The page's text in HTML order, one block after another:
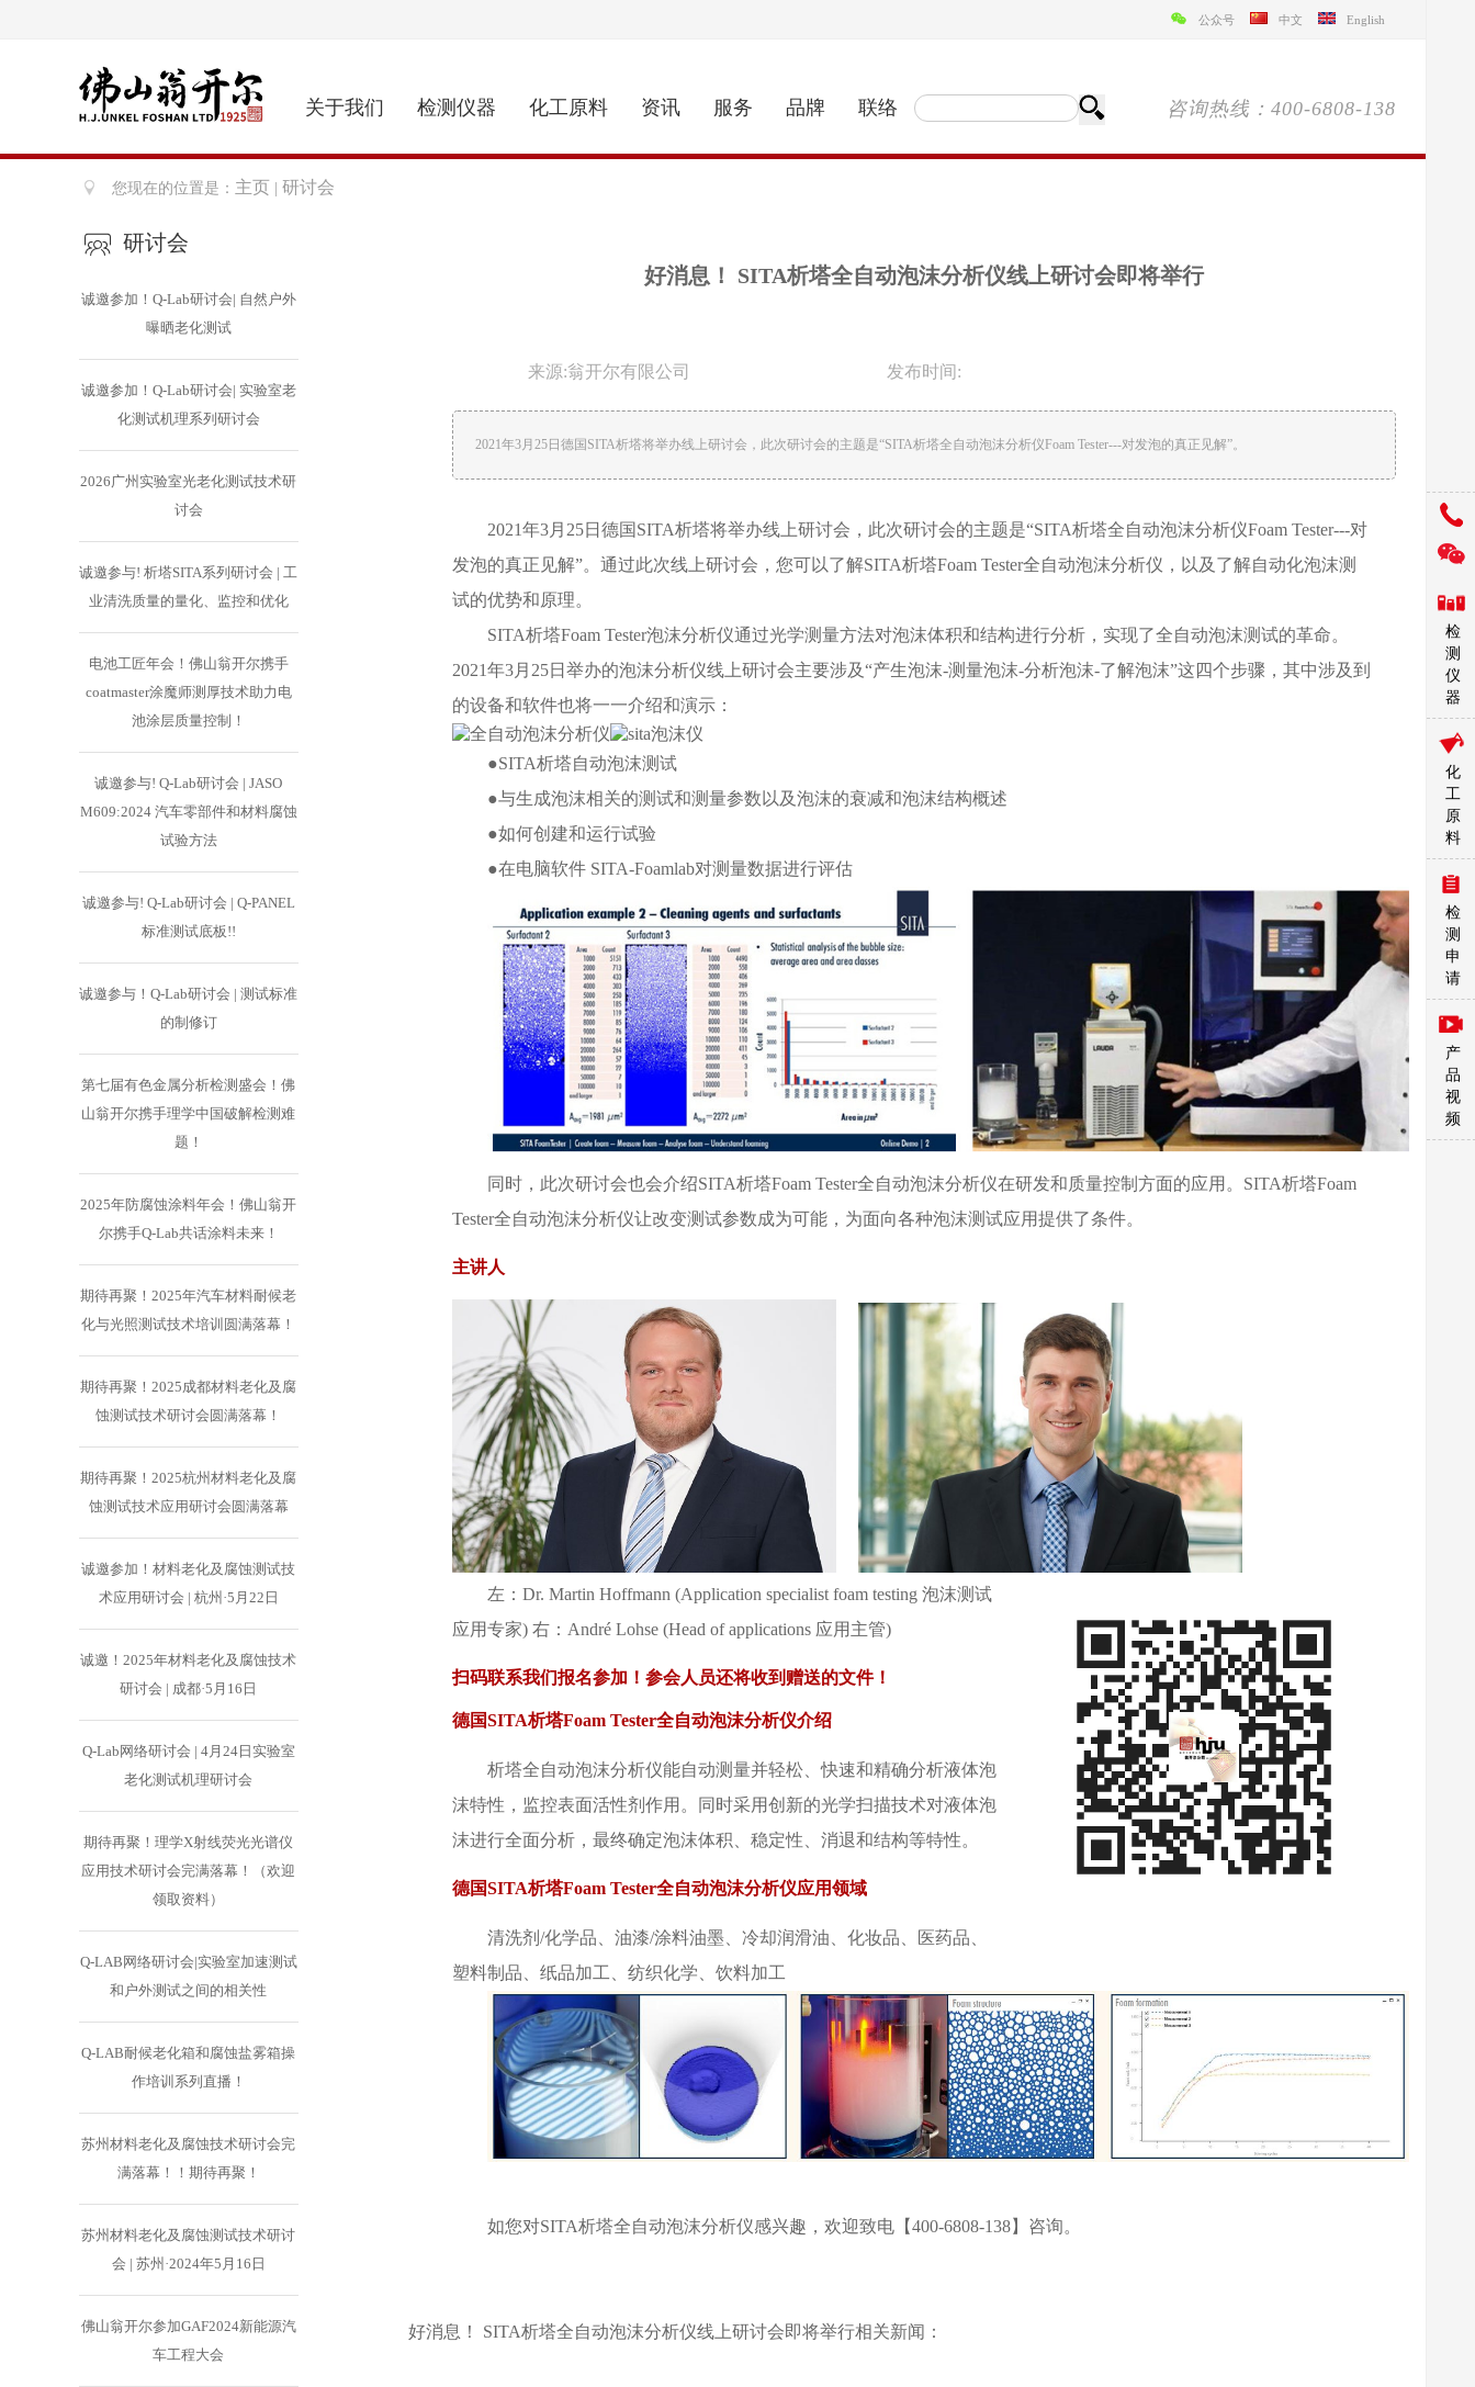
公众号 中文 English
关于我们 检测仪器 化工原料 资讯 服务 品牌 联络 咨询热线：400-6808-138
您现在的位置是： 主页 研讨会
研讨会
诚邀参加！Q-Lab研讨会| 自然户外
曝晒老化测试
诚邀参加！Q-Lab研讨会| 实验室老
化测试机理系列研讨会
2026广州实验室光老化测试技术研
讨会
诚邀参与! 析塔SITA系列研讨会 | 工
业清洗质量的量化、监控和优化
电池工匠年会！佛山翁开尔携手
coatmaster涂魔师测厚技术助力电
池涂层质量控制！
诚邀参与! Q-Lab研讨会 | JASO
M609:2024 汽车零部件和材料腐蚀
试验方法
诚邀参与! Q-Lab研讨会 | Q-PANEL
标准测试底板!!
诚邀参与！Q-Lab研讨会 | 测试标准
的制修订
第七届有色金属分析检测盛会！佛
山翁开尔携手理学中国破解检测难
题！
2025年防腐蚀涂料年会！佛山翁开
尔携手Q-Lab共话涂料未来！
期待再聚！2025年汽车材料耐候老
化与光照测试技术培训圆满落幕！
期待再聚！2025成都材料老化及腐
蚀测试技术研讨会圆满落幕！
期待再聚！2025杭州材料老化及腐
蚀测试技术应用研讨会圆满落幕
诚邀参加！材料老化及腐蚀测试技
术应用研讨会 | 杭州·5月22日
诚邀！2025年材料老化及腐蚀技术
研讨会 | 成都·5月16日
Q-Lab网络研讨会 | 4月24日实验室
老化测试机理研讨会
期待再聚！理学X射线荧光光谱仪
应用技术研讨会完满落幕！（欢迎
领取资料）
Q-LAB网络研讨会|实验室加速测试
和户外测试之间的相关性
Q-LAB耐候老化箱和腐蚀盐雾箱操
作培训系列直播！
苏州材料老化及腐蚀技术研讨会完
满落幕！！期待再聚！
苏州材料老化及腐蚀测试技术研讨
会 | 苏州·2024年5月16日
佛山翁开尔参加GAF2024新能源汽
车工程大会
好消息！ SITA析塔全自动泡沫分析仪线上研讨会即将举行
来源:翁开尔有限公司 发布时间:
2021年3月25日德国SITA析塔将举办线上研讨会，此次研讨会的主题是“SITA析塔全自动泡沫分析仪Foam Tester---对发泡的真正见解”。
2021年3月25日德国SITA析塔将举办线上研讨会，此次研讨会的主题是“SITA析塔全自动泡沫分析仪Foam Tester---对
发泡的真正见解”。通过此次线上研讨会，您可以了解SITA析塔Foam Tester全自动泡沫分析仪，以及了解自动化泡沫测
试的优势和原理。
SITA析塔Foam Tester泡沫分析仪通过光学测量方法对泡沫体积和结构进行分析，实现了全自动泡沫测试的革命。
2021年3月25日举办的泡沫分析仪线上研讨会主要涉及“产生泡沫-测量泡沫-分析泡沫-了解泡沫”这四个步骤，其中涉及到
的设备和软件也将一一介绍和演示：
●SITA析塔自动泡沫测试
●与生成泡沫相关的测试和测量参数以及泡沫的衰减和泡沫结构概述
●如何创建和运行试验
●在电脑软件 SITA-Foamlab对测量数据进行评估
同时，此次研讨会也会介绍SITA析塔Foam Tester全自动泡沫分析仪在研发和质量控制方面的应用。SITA析塔Foam
Tester全自动泡沫分析仪让改变测试参数成为可能，为面向各种泡沫测试应用提供了条件。
主讲人
左：Dr. Martin Hoffmann (Application specialist foam testing 泡沫测试
应用专家) 右：André Lohse (Head of applications 应用主管)
扫码联系我们报名参加！参会人员还将收到赠送的文件！
德国SITA析塔Foam Tester全自动泡沫分析仪介绍
析塔全自动泡沫分析仪能自动测量并轻松、快速和精确分析液体泡
沫特性，监控表面活性剂作用。同时采用创新的光学扫描技术对液体泡
沫进行全面分析，最终确定泡沫体积、稳定性、消退和结构等特性。
德国SITA析塔Foam Tester全自动泡沫分析仪应用领域
清洗剂/化学品、油漆/涂料油墨、冷却润滑油、化妆品、医药品、
塑料制品、纸品加工、纺织化学、饮料加工
如您对SITA析塔全自动泡沫分析仪感兴趣，欢迎致电【400-6808-138】咨询。
好消息！ SITA析塔全自动泡沫分析仪线上研讨会即将举行相关新闻：
检
测
仪
器
化
工
原
料
检
测
申
请
产
品
视
频